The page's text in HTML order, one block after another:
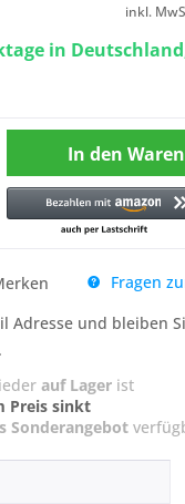
inkl.
in
In den
Fragen
Adresse und bleiben
auf Lagerist
Preis sinkt
Sonderangebot